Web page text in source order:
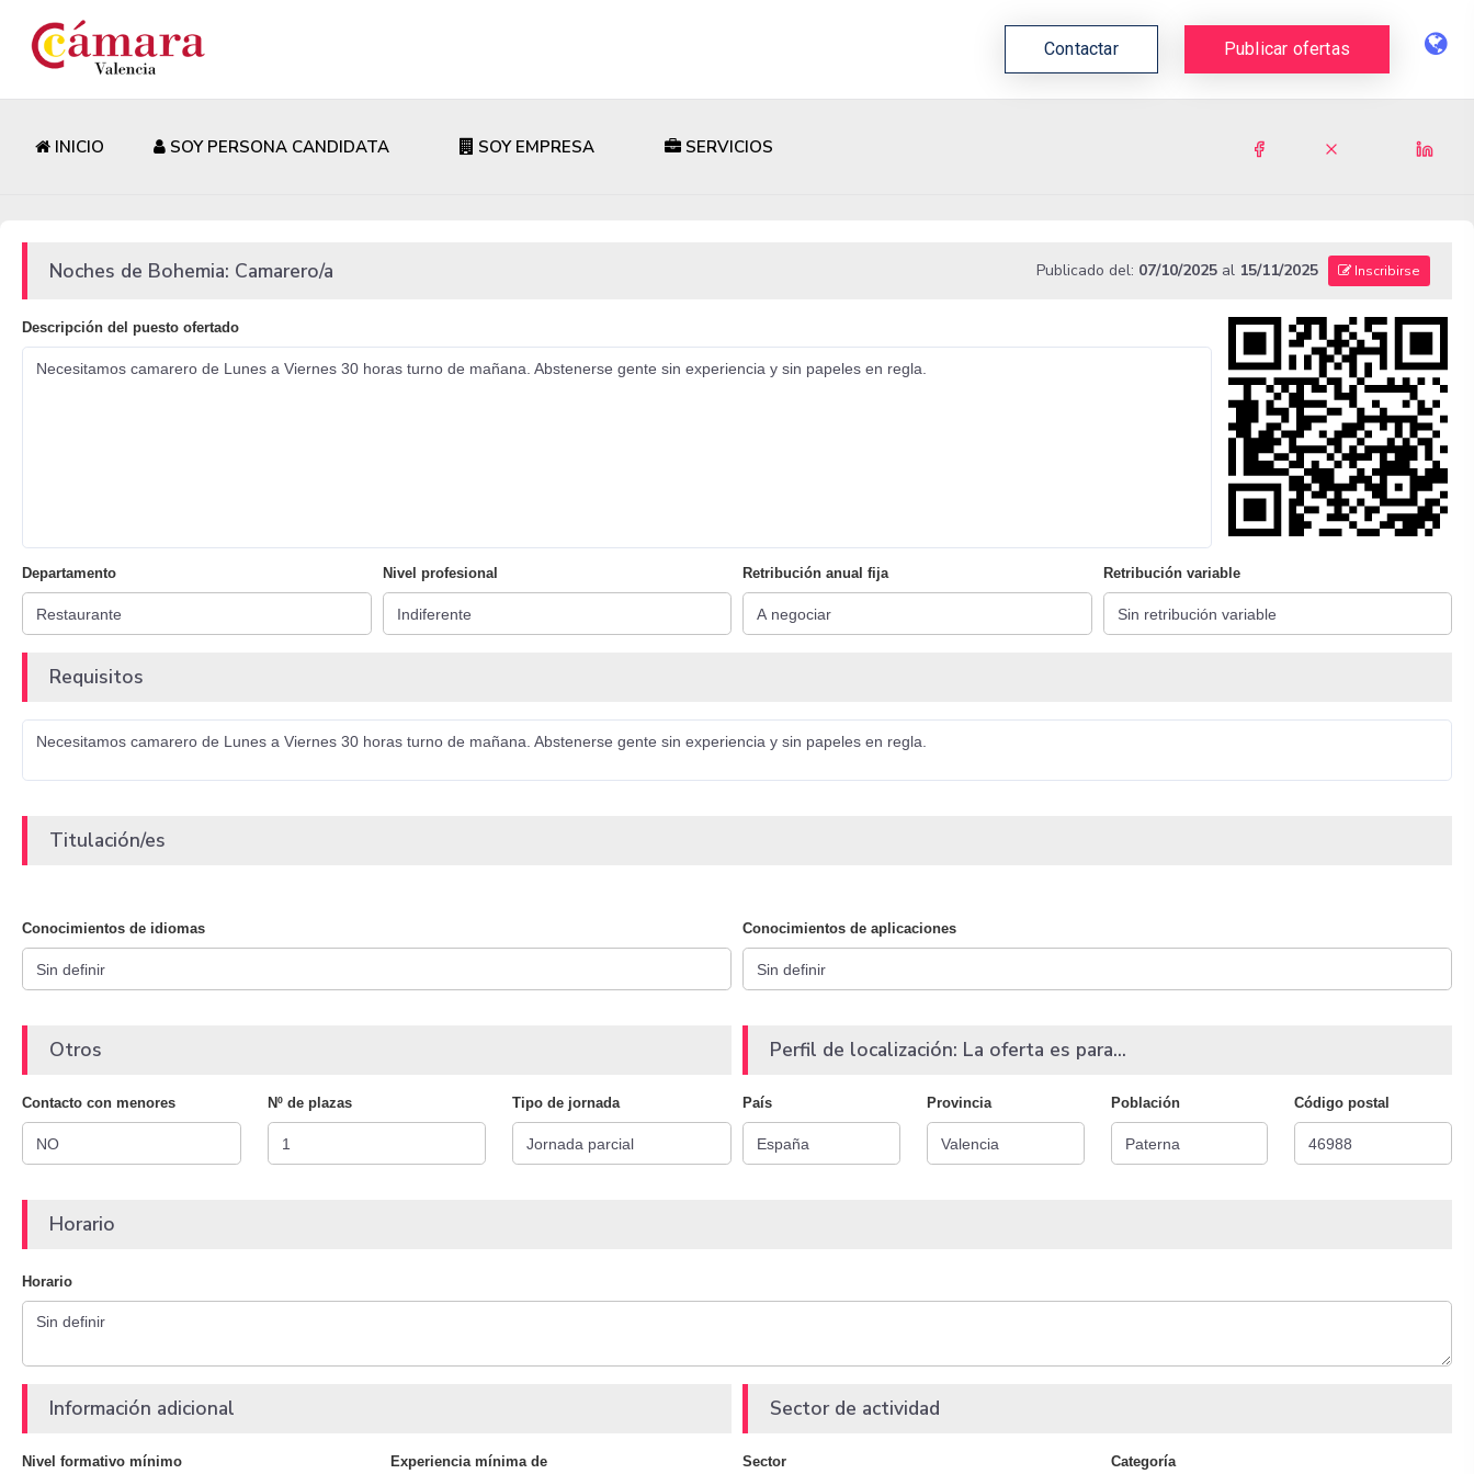
Contactar Publicar ofertas
INICIO SOY PERSONA CANDIDATA SOY EMPRESA SERVICIOS
Noches de Bohemia: Camarero/a Publicado del: 07/10/2025al 15/11/2025 Inscribirse
Descripción del puesto ofertado
Necesitamos camarero de Lunes a Viernes 30 horas turno de mañana. Abstenerse gente sin experiencia y sin papeles en regla.
Departamento Nivel profesional Retribución anual fija Retribución variable
Requisitos
Necesitamos camarero de Lunes a Viernes 30 horas turno de mañana. Abstenerse gente sin experiencia y sin papeles en regla.
Titulación/es
Conocimientos de idiomas Conocimientos de aplicaciones
Otros
Contacto con menores Nº de plazas Tipo de jornada
Perfil de localización: La oferta es para...
País Provincia Población Código postal
Horario
Horario
Información adicional
Nivel formativo mínimo Experiencia mínima de
Sector de actividad
Sector Categoría